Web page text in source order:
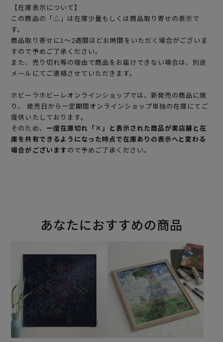
【在庫表示について】
この商品の「△」は在庫少量もしくは商品取り寄せの表示で
す。
商品取り寄せに1～2週間ほどお時間をいただく場合がございま
すので予めご了承ください。
また、売り切れ等の理由で商品をお届けできない場合は、別途
メールにてご連絡させていただきます。
ホビーラホビーレオンラインショップでは、新発売の商品に限
り、 発売日から一定期間オンラインショップ単独の在庫にてご
提供いたしております。
そのため、 一度在庫切れ「×」と表示された商品が実店舗と在
庫を共有できるようになった時点で在庫ありの表示へと変わる
場合がございますので予めご了承ください。
あなたにおすすめの商品